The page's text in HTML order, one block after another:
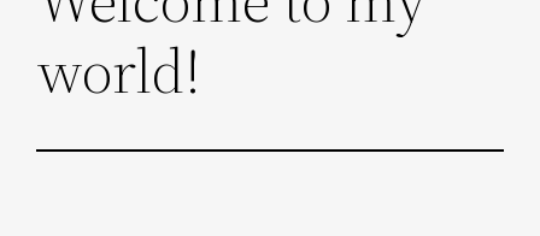
world!